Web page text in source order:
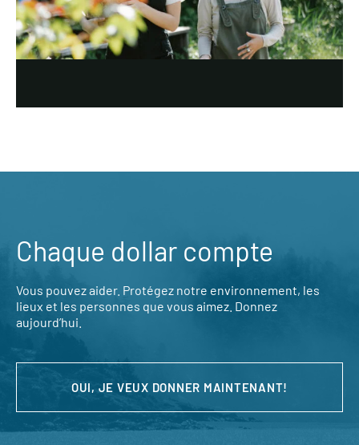
Chaque dollar compte
Vous pouvez aider. Protégez notre environnement, les
lieux et les personnes que vous aimez. Donnez
aujourd’hui.
OUI, JE VEUX DONNER MAINTENANT!